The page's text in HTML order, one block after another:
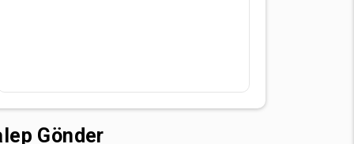
Gönder